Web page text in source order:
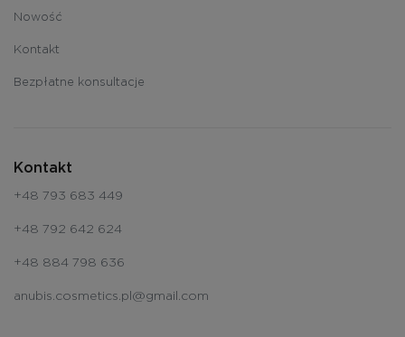
Nowość
Kontakt
Bezpłatne konsultacje
Kontakt
+48 793 683 449
+48 792 642 624
+48 884 798 636
anubis.cosmetics.pl@gmail.com